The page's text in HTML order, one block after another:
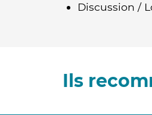
Discussion /
Ils